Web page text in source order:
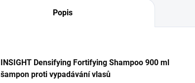
Popis
INSIGHT Densifying Fortifying Shampoo 900 ml
šampon proti vypadávání vlasů